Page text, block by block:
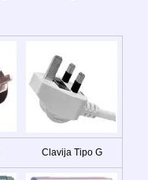
Clavija Tipo G